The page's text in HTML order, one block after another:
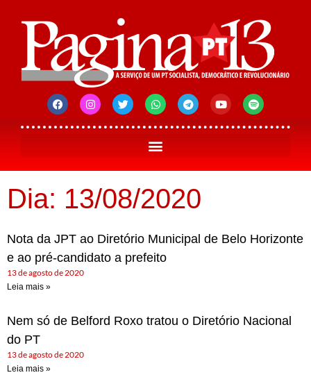
Dia: 13/08/2020
Nota da JPT ao Diretório Municipal de Belo Horizonte
e ao pré-candidato a prefeito
13 de agosto de 2020
Leia mais »
Nem só de Belford Roxo tratou o Diretório Nacional
do PT
13 de agosto de 2020
Leia mais »